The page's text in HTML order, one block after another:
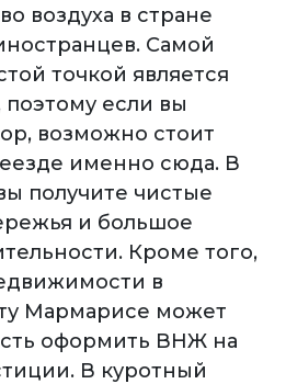
воздуха в стране
Самой
точкой является
если вы
возможно стоит
именно сюда. В
получите чистые
и большое
Кроме того,
в
Мармарисе может
оформить ВНЖ на
В куротный